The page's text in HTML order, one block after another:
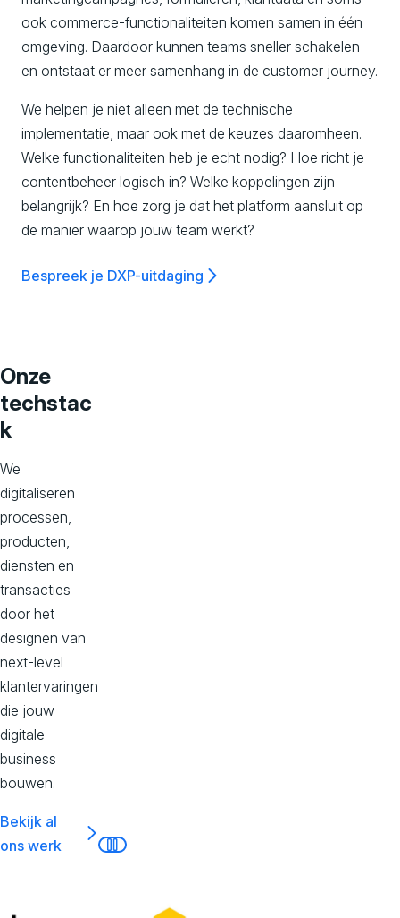
ook commerce-functionaliteiten komen samen in één
omgeving. Daardoor kunnen teams sneller schakelen
en ontstaat er meer samenhang in de customer journey.
We helpen je niet alleen met de technische
implementatie, maar ook met de keuzes daaromheen.
Welke functionaliteiten heb je echt nodig? Hoe richt je
contentbeheer logisch in? Welke koppelingen zijn
belangrijk? En hoe zorg je dat het platform aansluit op
de manier waarop jouw team werkt?
Bespreek je DXP-uitdaging
Onze
techstac
k
We
digitaliseren
processen,
producten,
diensten en
transacties
door het
designen van
next-level
klantervaringen
die jouw
digitale
business
bouwen.
Bekijk al
ons werk
Pauseer